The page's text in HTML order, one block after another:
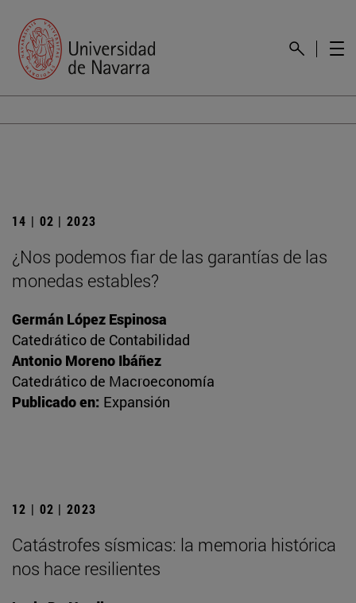
14 | 02 | 2023
¿Nos podemos fiar de las garantías de las
monedas estables?
Germán López Espinosa
Catedrático de Contabilidad
Antonio Moreno Ibáñez
Catedrático de Macroeconomía
Publicado en: Expansión
12 | 02 | 2023
Catástrofes sísmicas: la memoria histórica
nos hace resilientes